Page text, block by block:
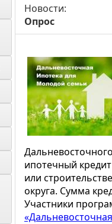
Новости:
Опрос
ипотечный
или
округа. Сумма
Участники